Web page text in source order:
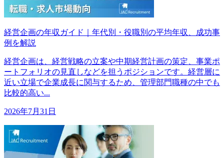
経営企画の年収ガイド｜年代別・役職別の平均年収、成功事
例を解説
経営企画は、経営戦略の立案や中期経営計画の策定、事業ポ
ートフォリオの見直しなどを担うポジションです。経営層に
近い立場で企業成長に関与するため、管理部門職種の中でも
比較的高い...
2026年7月31日